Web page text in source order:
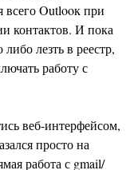
всего Outlooк при
контактов. И пока
лезть в реестр,
работу с
веб-интерфейсом,
просто на
работа с gmail/